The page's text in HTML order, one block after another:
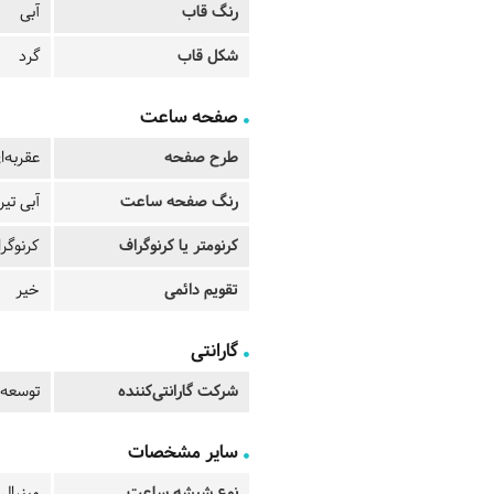
رنگ قاب
آبی
شکل قاب
گرد
صفحه ساعت
طرح صفحه
رنگ صفحه ساعت
آبی
کرنومتر یا کرنوگراف
تقویم دائمی
خیر
گارانتی
شرکت گارانتی‌کننده
سایر مشخصات